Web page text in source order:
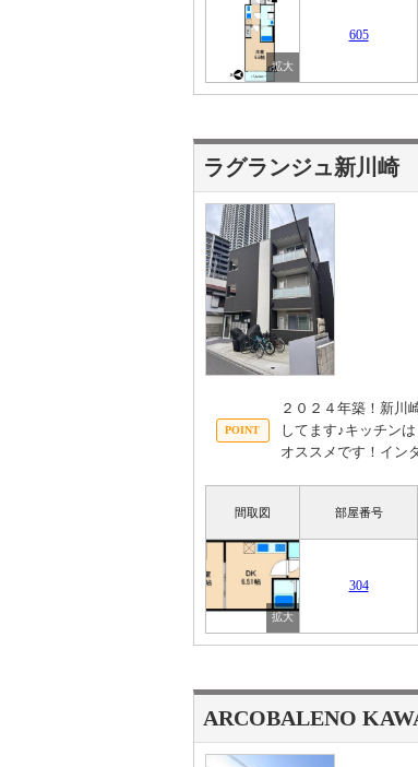
605
ラグランジュ新川崎
２０２４年築！新川
してます♪キッチン
オススメです！イン
間取図 部屋番号
304
ARCOBALENO